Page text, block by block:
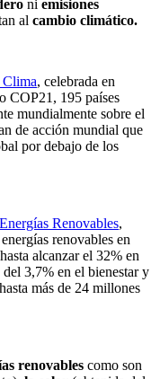
ni emisiones
al cambio climático.
Clima, celebrada en
COP21, 195 países
mundialmente sobre el
de acción mundial que
por debajo de los
Renovables,
renovables en
hasta alcanzar el 32% en
3,7% en el bienestar y
más de 24 millones
renovables como son